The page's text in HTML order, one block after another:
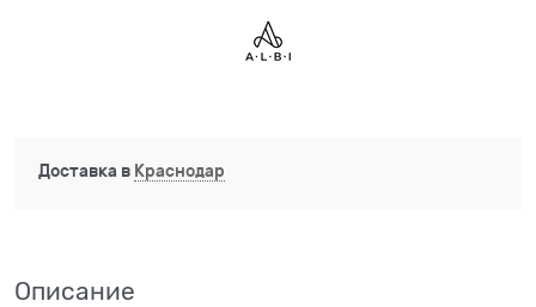
Доставка в Краснодар
Описание